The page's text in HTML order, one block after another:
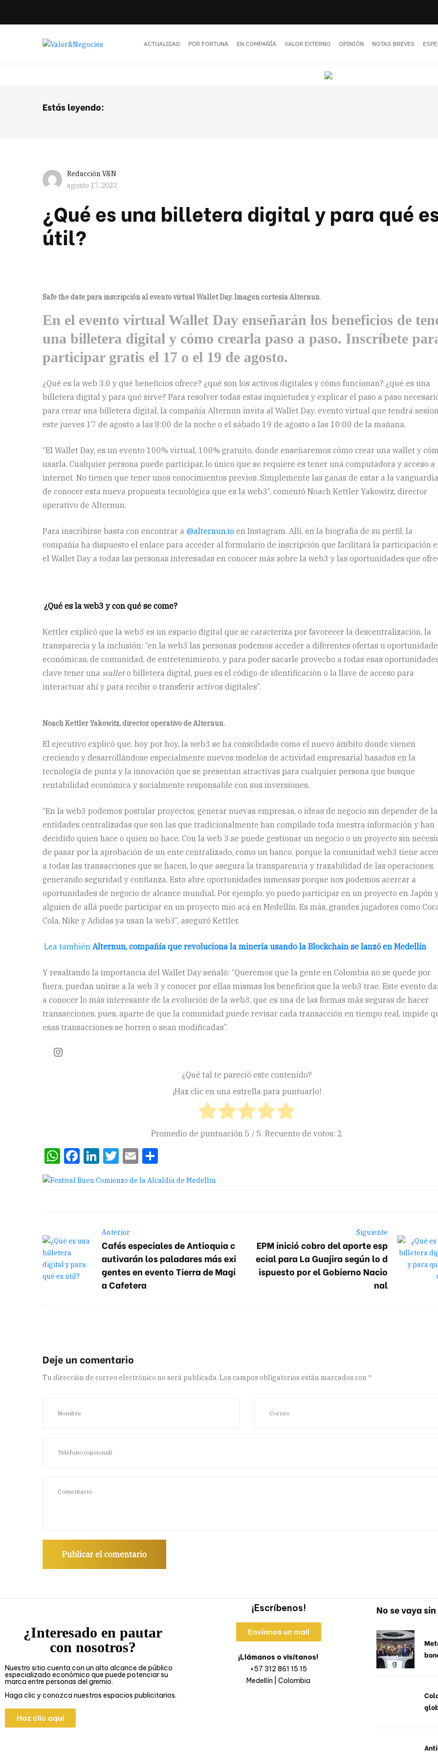
ACTUALIDAD POR FORTUNA EN COMPAÑÍA VALOR EXTERNO OPINIÓN NOTAS BREVES
Estás leyendo:
Redacción V&N
agosto 17, 2023
¿Qué es una billetera digital y para qué
útil?
Safe the date para inscripción al evento virtual Wallet Day. Imagen cortesía Alternun.
En el evento virtual Wallet Day enseñarán los beneficios de
una billetera digital y cómo crearla paso a paso. Inscríbete
participar gratis el 17 o el 19 de agosto.
¿Qué es la web 3.0 y qué beneficios ofrece? ¿qué son los activos digitales y cómo funcionan? ¿qué es una
billetera digital y para qué sirve? Para resolver todas estas inquietudes y explicar el paso a paso
para crear una billetera digital, la compañía Alternun invita al Wallet Day, evento virtual que tendrá
este jueves 17 de agosto a las 8:00 de la noche o el sábado 19 de agosto a las 10:00 de la mañana.
“El Wallet Day, es un evento 100% virtual, 100% gratuito, donde enseñaremos cómo crear una wallet y
usarla. Cualquier persona puede participar, lo único que se requiere es tener una computadora y acceso a
internet. No tienen que tener unos conocimientos previos. Simplemente las ganas de estar a la
de conocer esta nueva propuesta tecnológica que es la web3”, comentó Noach Kettler Yakowitz, director
operativo de Alternun.
Para inscribirse basta con encontrar a @alternun.io en Instagram. Allí, en la biografía de su perfil, la
compañía ha dispuesto el enlace para acceder al formulario de inscripción que facilitará la participación
el Wallet Day a todas las personas interesadas en conocer más sobre la web3 y las oportunidades que
¿Qué es la web3 y con qué se come?
Kettler explicó que la web3 es un espacio digital que se caracteriza por favorecer la descentralización, la
transparecia y la inclusión: “en la web3 las personas podemos acceder a diferentes ofertas u
económicas, de comunidad, de entretenimiento, y para poder sacarle provecho a todas esas
clave tener una walleto billetera digital, pues es el código de identificación o la llave de acceso para
interactuar ahí y para recibir o transferir activos digitales”.
Noach Kettler Yakowitz, director operativo de Alternun.
El ejecutivo explicó que, hoy por hoy, la web3 se ha consolidado como el nuevo ámbito donde vienen
creciendo y desarrollándose especialmente nuevos modelos de actividad empresarial basados en la
tecnología de punta y la innovación que se presentan atractivas para cualquier persona que busque
rentabilidad económica y socialmente responsable con sus inversiones.
“En la web3 podemos postular proyectos, generar nuevas empresas, o ideas de negocio sin depender de
entidades centralizadas que son las que tradicionalmente han compilado toda nuestra información y han
decidido quien hace o quien no hace. Con la web 3 se puede gestionar un negocio o un proyecto sin
de pasar por la aprobación de un ente centralizado, como un banco, porque la comunidad web3 tiene
a todas las transacciones que se hacen, lo que asegura la transparencia y trazabilidad de las operaciones,
generando seguridad y confianza. Esto abre oportunidades inmensas porque nos podemos acercar a
oportunidades de negocio de alcance mundial. Por ejemplo, yo puedo participar en un proyecto en Japón
alguien de allá puede participar en un proyecto mío acá en Medellín. Es más, grandes jugadores como
Cola, Nike y Adidas ya usan la web3”, aseguró Kettler.
Lea tambiénAlternun, compañía que revoluciona la minería usando la Blockchain se lanzó en Medellín
Y resaltando la importancia del Wallet Day señaló: “Queremos que la gente en Colombia no se quede por
fuera, puedan unirse a la web 3 y conocer por ellas mismas los beneficios que la web3 trae. Este evento
a conocer lo más interesante de la evolución de la web3, que es una de las formas más seguras de hacer
transacciones, pues, aparte de que la comunidad puede revisar cada transacción en tiempo real, impide
esas transacciones se borren o sean modificadas”.
¿Qué tal te pareció este contenido?
¡Haz clic en una estrella para puntuarlo!
Promedio de puntuación 5 / 5. Recuento de votos: 2
WhatsApp
Facebook
LinkedIn
Twitter
Email
Anterior
Cafés especiales de Antioquia c
autivarán los paladares más exi
gentes en evento Tierra de Magi
a Cafetera
Siguiente
EPM inició cobro del aporte esp
ecial para La Guajira según lo d
ispuesto por el Gobierno Nacio
nal
Tu dirección de correo electrónico no será publicada. Los campos obligatorios están marcados con *
¿Interesado en pautar
con nosotros?
Nuestro sitio cuenta con un alto alcance de público
especializado económico que puede potenciar su
marca entre personas del gremio.
Haga clic y conozca nuestros espacios publicitarios.
Haz clic aquí
¡Escríbenos!
Envíanos un mail
¡Llámanos o visítanos!
+57 312 861 15 15
Medellín | Colombia
No se vaya